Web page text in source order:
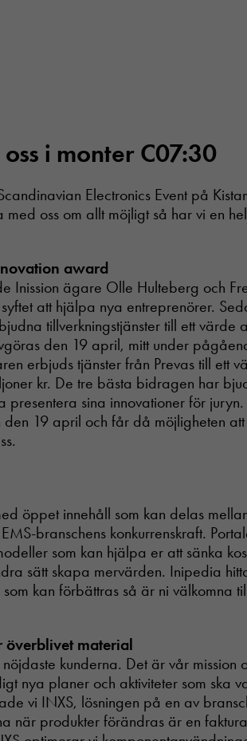
i monter C07:30
Electronics Event på
med oss om allt möjligt så har vi en
award
Inission ägare Olle Hulteberg och
att hjälpa nya entreprenörer.
tillverkningstjänster till ett värde
den 19 april, mitt under
erbjuds tjänster från Prevas till ett
kr. De tre bästa bidragen har
presentera sina innovationer för
19 april och får då möjligheten
öppet innehåll som kan delas
branschens konkurrenskraft.
som kan hjälpa er att sänka
sätt skapa mervärden. Inipedia
kan förbättras så är ni välkomna
överblivet material
kunderna. Det är vår mission
nya planer och aktiviteter som ska
vi INXS, lösningen på en av
när produkter förändras är en